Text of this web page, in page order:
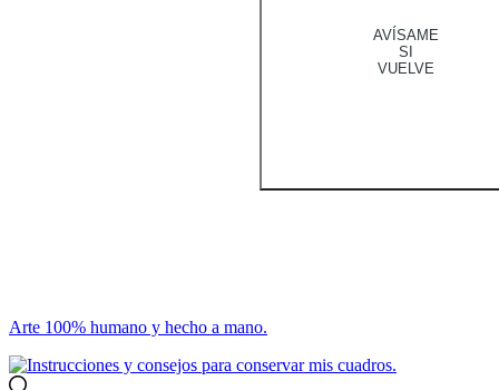
AVÍSAME
SI
VUELVE
Arte 100% humano y hecho a mano.